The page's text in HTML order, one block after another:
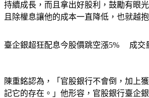
持續成長，而且拿出好股利，鼓勵有眼
且除權息讓他的成本一直降低，也就越
臺企銀超狂配息今股價跳空漲5% 　成交
陳重銘認為，「官股銀行不會倒，加上
記它的存在。」他形容，官股銀行臺企